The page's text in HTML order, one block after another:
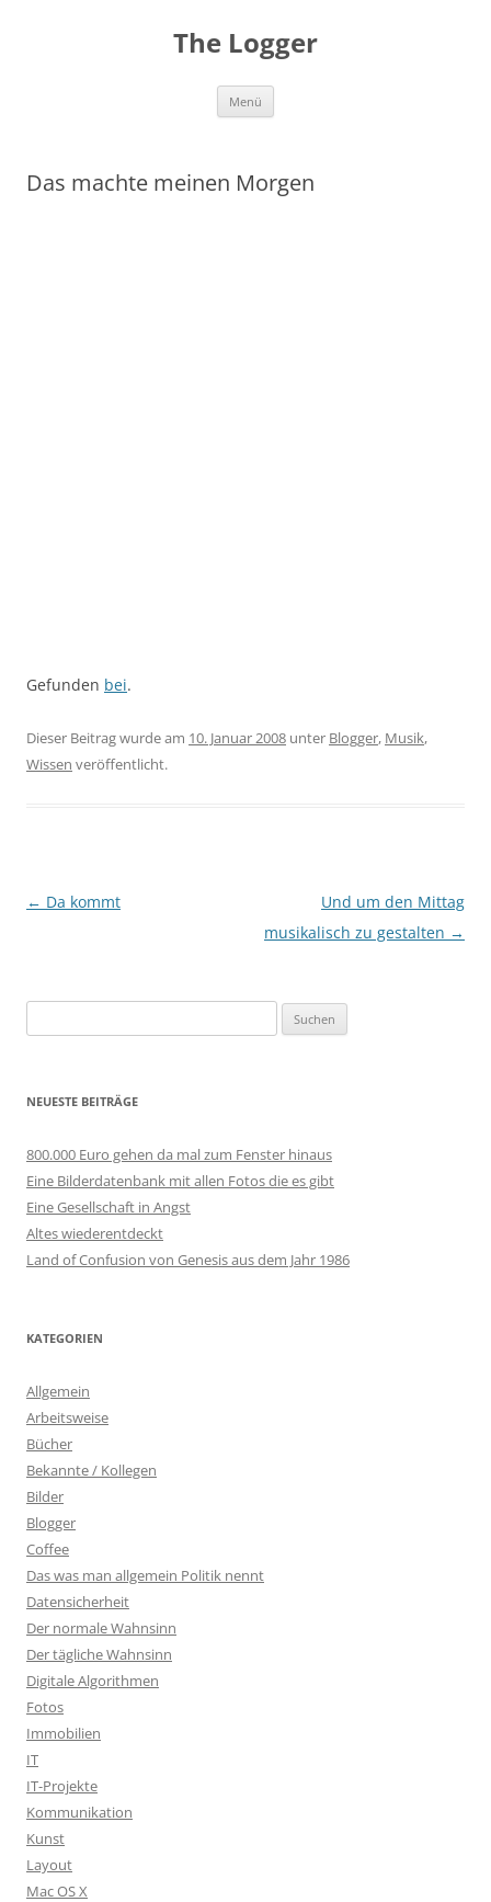
The Logger
Menü
Das machte meinen Morgen
Gefunden bei.
Dieser Beitrag wurde am 10. Januar 2008 unter Blogger, Musik,
Wissen veröffentlicht.
Beitragsnavigation
← Da kommt
Und um den Mittag
musikalisch zu gestalten →
nach:
NEUESTE BEITRÄGE
800.000 Euro gehen da mal zum Fenster hinaus
Eine Bilderdatenbank mit allen Fotos die es gibt
Eine Gesellschaft in Angst
Altes wiederentdeckt
Land of Confusion von Genesis aus dem Jahr 1986
KATEGORIEN
Allgemein
Arbeitsweise
Bücher
Bekannte / Kollegen
Bilder
Blogger
Coffee
Das was man allgemein Politik nennt
Datensicherheit
Der normale Wahnsinn
Der tägliche Wahnsinn
Digitale Algorithmen
Fotos
Immobilien
IT
IT-Projekte
Kommunikation
Kunst
Layout
Mac OS X